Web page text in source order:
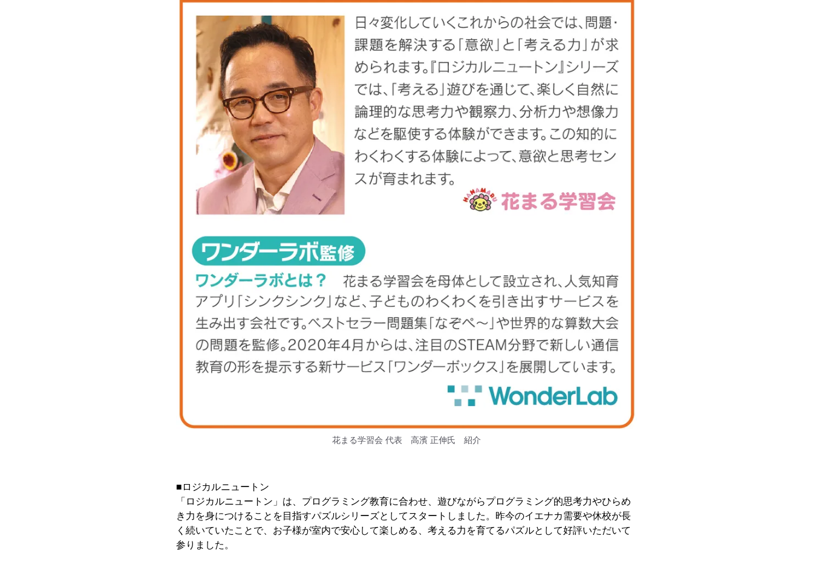
花まる学習会 代表 高濱 正伸氏 紹介
■ロジカルニュートン
「ロジカルニュートン」は、プログラミング教育に合わせ、遊びながらプログラミング的思考力やひらめ
き力を身につけることを目指すパズルシリーズとしてスタートしました。昨今のイエナカ需要や休校が長
く続いていたことで、お子様が室内で安心して楽しめる、考える力を育てるパズルとして好評いただいて
参りました。